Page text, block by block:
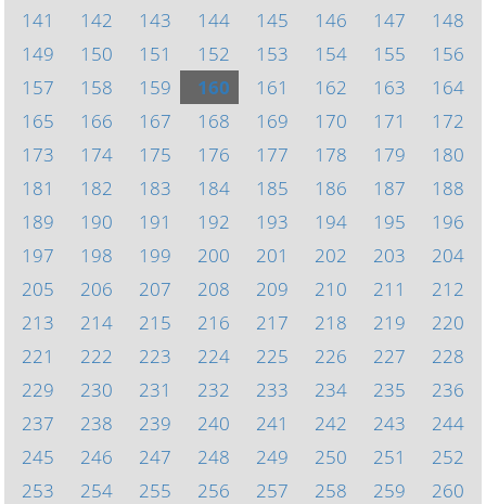
141
142 143 144 145 146 147
148
149
150 151 152 153 154 155
156
157
158 159 160 161 162 163
164
165
166 167 168 169 170 171
172
173
174 175 176 177 178 179
180
181
182 183 184 185 186 187
188
189
190 191 192 193 194 195
196
197
198 199 200 201 202 203
204
205
206 207 208 209 210 211
212
213
214 215 216 217 218 219
220
221
222 223 224 225 226 227
228
229
230 231 232 233 234 235
236
237
238 239 240 241 242 243
244
245
246 247 248 249 250 251
252
253
254 255 256 257 258 259
260